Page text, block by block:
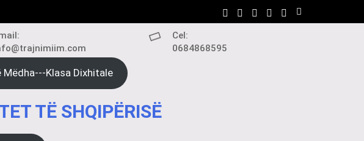
Cel:
0684868595
Klasa Dixhitale
TË SHQIPËRISË